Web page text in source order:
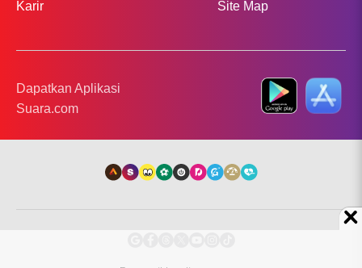
Karir Site Map
Dapatkan Aplikasi
Suara.com